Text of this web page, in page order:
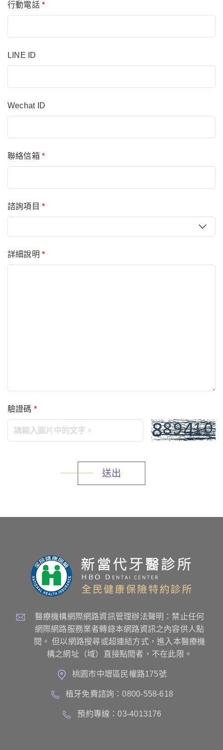
行動電話*
LINE ID
Wechat ID
聯絡信箱*
諮詢項目*
詳細說明*
驗證碼 *
送出
醫療機構網際網路資訊管理辦法聲明：禁止任何
網際網路服務業者轉錄本網路資訊之內容供人點
閱。 但以網路搜尋或超連結方式，進入本醫療機
構之網址（域）直接點閱者，不在此限。
桃園市中壢區民權路175號
植牙免費諮詢：0800-558-618
預約專線：03-4013176